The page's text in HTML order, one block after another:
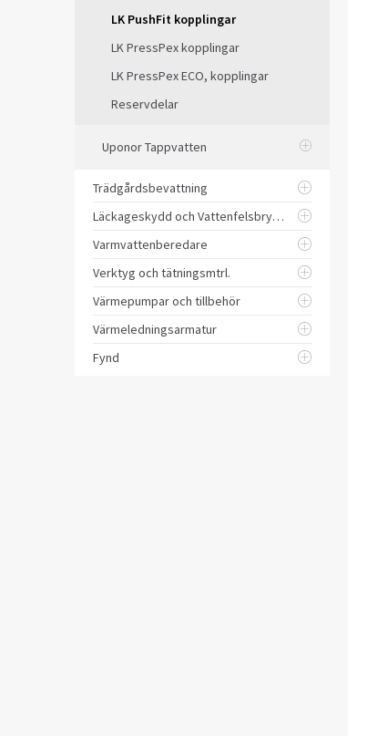
LK PushFit kopplingar
LK PressPex kopplingar
LK PressPex ECO, kopplingar
Reservdelar
Uponor Tappvatten
Trädgårdsbevattning
Läckageskydd och Vattenfelsbrytare
Varmvattenberedare
Verktyg och tätningsmtrl.
Värmepumpar och tillbehör
Värmeledningsarmatur
Fynd